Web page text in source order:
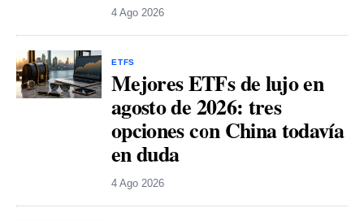
4 Ago 2026
ETFS
Mejores ETFs de lujo en
agosto de 2026: tres
opciones con China todavía
en duda
4 Ago 2026